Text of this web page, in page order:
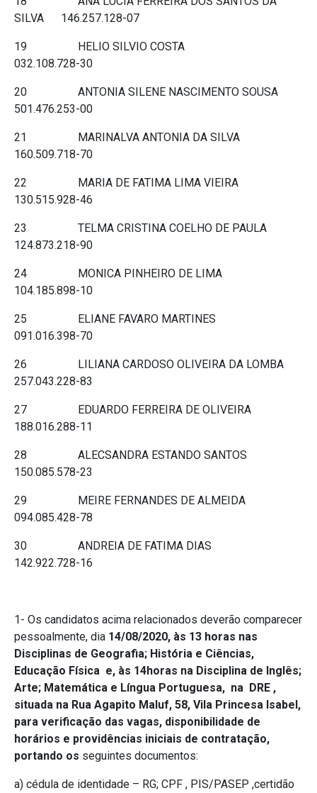
SILVA 146.257.128-07
19 HELIO SILVIO COSTA
032.108.728-30
20 ANTONIA SILENE NASCIMENTO SOUSA
501.476.253-00
21 MARINALVA ANTONIA DA SILVA
160.509.718-70
22 MARIA DE FATIMA LIMA VIEIRA
130.515.928-46
23 TELMA CRISTINA COELHO DE PAULA
124.873.218-90
24 MONICA PINHEIRO DE LIMA
104.185.898-10
25 ELIANE FAVARO MARTINES
091.016.398-70
26 LILIANA CARDOSO OLIVEIRA DA LOMBA
257.043.228-83
27 EDUARDO FERREIRA DE OLIVEIRA
188.016.288-11
28 ALECSANDRA ESTANDO SANTOS
150.085.578-23
29 MEIRE FERNANDES DE ALMEIDA
094.085.428-78
30 ANDREIA DE FATIMA DIAS
142.922.728-16
1- Os candidatos acima relacionados deverão comparecer
pessoalmente, dia 14/08/2020, às 13 horas nas
Disciplinas de Geografia; História e Ciências,
Educação Física e, às 14horas na Disciplina de Inglês;
Arte; Matemática e Língua Portuguesa, na DRE ,
situada na Rua Agapito Maluf, 58, Vila Princesa Isabel,
para verificação das vagas, disponibilidade de
horários e providências iniciais de contratação,
portando os seguintes documentos:
a) cédula de identidade – RG; CPF , PIS/PASEP ,certidão